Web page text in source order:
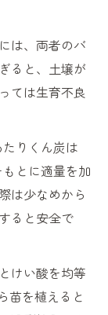
は、両者のバ
ると、土壌が
ては生育不良
りくん炭は
とに適量を加
は少なめから
ると安全で
けい酸を均等
苗を植えると